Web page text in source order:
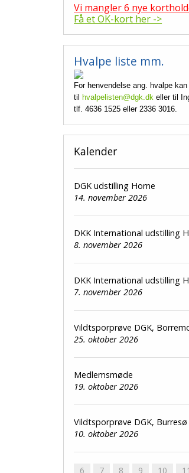
Vi mangler 6 nye
Få et OK-kort her ->
Hvalpe liste mm.
For henvendelse ang. hvalpe
til
hvalpelisten@dgk.dk eller til
tlf. 4636 1525 eller 2336 3016.
Kalender
DGK udstilling Horne
14. november 2026
DKK International udstilling
8. november 2026
DKK International udstilling
7. november 2026
Vildtsporprøve DGK,
25. oktober 2026
Medlemsmøde
19. oktober 2026
Vildtsporprøve DGK, Burresø
10. oktober 2026
6 7 8 9 10 11